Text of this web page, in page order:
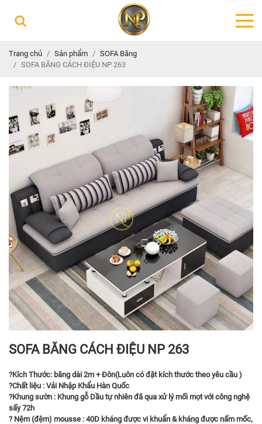
Trang chủ Sản phẩm
SOFA Băng
SOFA BĂNG CÁCH ĐIỆU NP 263
SOFA BĂNG CÁCH ĐIỆU NP 263
?Kích Thước: băng dài 2m + Đôn(Luôn có đặt kích thước theo yêu cầu )
?Chất liệu : Vải Nhập Khẩu Hàn Quốc
?Khung sườn : Khung gỗ Dầu tự nhiên đã qua xử lý mối mọt với công nghệ
sấy 72h
? Nệm (đệm) mousse : 40D kháng được vi khuẩn & kháng được nấm mốc,